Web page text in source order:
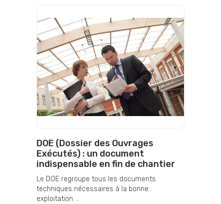
DOE (Dossier des Ouvrages
Exécutés) : un document
indispensable en fin de chantier
Le DOE regroupe tous les documents
techniques nécessaires à la bonne
exploitation ...